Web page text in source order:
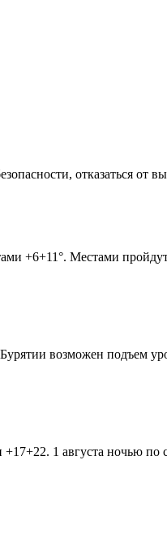
отказаться от
+6+11°. Местами
возможен подъем
1 августа ночью по